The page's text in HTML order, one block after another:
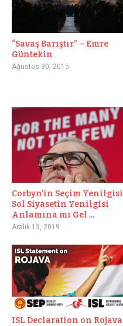
“Savaş Barıştır” – Emre
Güntekin
Ağustos 30, 2015
Corbyn’in Seçim Yenilgisi
Sol Siyasetin Yenilgisi
Anlamına mı Gel ...
Aralık 13, 2019
ISL Declaration on Rojava